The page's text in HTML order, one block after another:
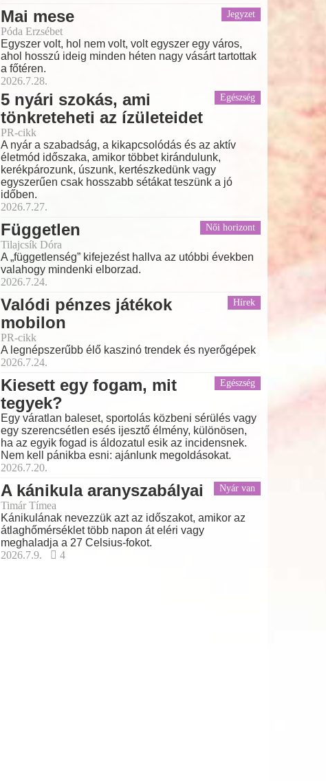
Jegyzet
Mai mese
Póda Erzsébet
Egyszer volt, hol nem volt, volt egyszer egy város,
ahol hosszú ideig minden héten nagy vásárt tartottak
a főtéren.
2026.7.28.
Egészség
5 nyári szokás, ami
tönkreteheti az ízületeidet
PR-cikk
A nyár a szabadság, a kikapcsolódás és az aktív
életmód időszaka, amikor többet kirándulunk,
kerékpározunk, úszunk, kertészkedünk vagy
egyszerűen csak hosszabb sétákat teszünk a jó
időben.
2026.7.27.
Női horizont
Független
Tilajcsík Dóra
A „függetlenség” kifejezést hallva az utóbbi években
valahogy mindenki elborzad.
2026.7.24.
Hírek
Valódi pénzes játékok
mobilon
PR-cikk
A legnépszerűbb élő kaszinó trendek és nyerőgépek
2026.7.24.
Egészség
Kiesett egy fogam, mit
tegyek?
Egy váratlan baleset, sportolás közbeni sérülés vagy
egy szerencsétlen esés ijesztő élmény, különösen,
ha az egyik fogad is áldozatul esik az incidensnek.
Nem kell pánikba esni: ajánlunk megoldásokat.
2026.7.20.
Nyár van
A kánikula aranyszabályai
Timár Tímea
Kánikulának nevezzük azt az időszakot, amikor az
átlaghőmérséklet több napon át eléri vagy
meghaladja a 27 Celsius-fokot.
2026.7.9.
4